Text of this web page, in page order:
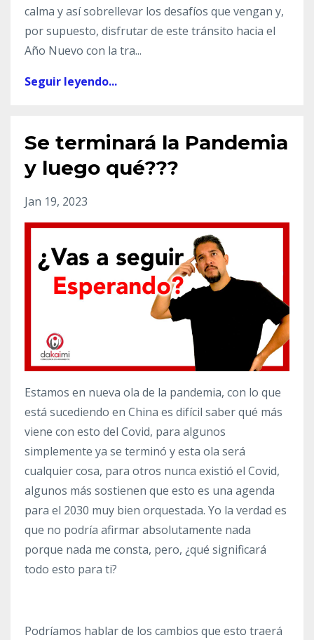
calma y así sobrellevar los desafíos que vengan y,
por supuesto, disfrutar de este tránsito hacia el
Año Nuevo con la tra...
Seguir leyendo...
Se terminará la Pandemia
y luego qué???
Jan 19, 2023
Estamos en nueva ola de la pandemia, con lo que
está sucediendo en China es difícil saber qué más
viene con esto del Covid, para algunos
simplemente ya se terminó y esta ola será
cualquier cosa, para otros nunca existió el Covid,
algunos más sostienen que esto es una agenda
para el 2030 muy bien orquestada. Yo la verdad es
que no podría afirmar absolutamente nada
porque nada me consta, pero, ¿qué significará
todo esto para ti?
Podríamos hablar de los cambios que esto traerá